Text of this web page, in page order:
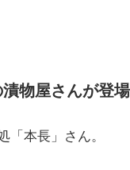
漬物屋さんが登
「本長」さん。